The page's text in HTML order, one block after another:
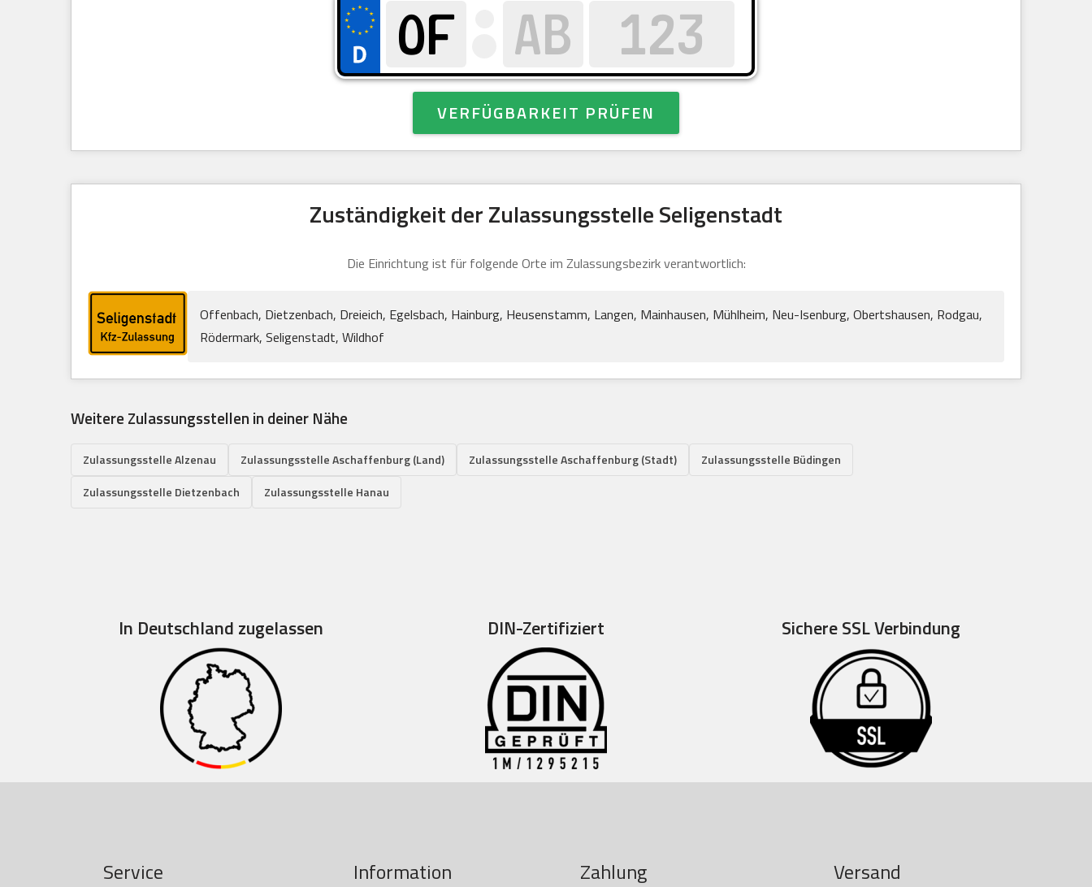
VERFÜGBARKEIT PRÜFEN
Zuständigkeit der Zulassungsstelle Seligenstadt
Die Einrichtung ist für folgende Orte im Zulassungsbezirk verantwortlich:
Offenbach, Dietzenbach, Dreieich, Egelsbach, Hainburg, Heusenstamm, Langen, Mainhausen, Mühlheim, Neu-Isenburg, Obertshausen, Rodgau,
Rödermark, Seligenstadt, Wildhof
Weitere Zulassungsstellen in deiner Nähe
Zulassungsstelle Alzenau Zulassungsstelle Aschaffenburg (Land) Zulassungsstelle Aschaffenburg (Stadt)
Zulassungsstelle Büdingen
Zulassungsstelle Dietzenbach
Zulassungsstelle Hanau
In Deutschland zugelassen DIN-Zertifiziert Sichere SSL Verbindung
Service Information Zahlung Versand